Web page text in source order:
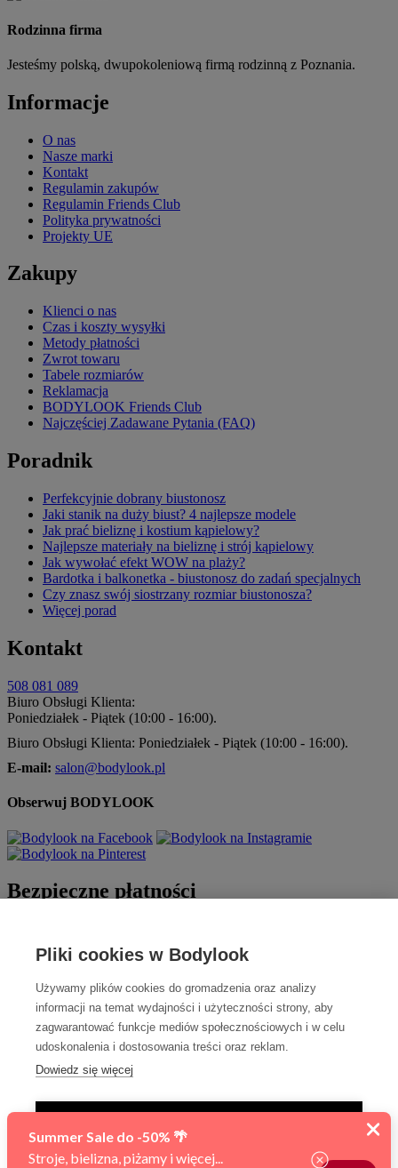
Pliki cookies w Bodylook
Używamy plików cookies do gromadzenia oraz analizy
informacji na temat wydajności i użyteczności strony, aby
zagwarantować funkcje mediów społecznościowych i w celu
udoskonalenia i dostosowania treści oraz reklam.
Dowiedz się więcej
AKCEPTUJ WSZYSTKIE
Rodzinna firma
Jesteśmy polską, dwupokoleniową firmą rodzinną z Poznania.
Informacje
O nas
Nasze marki
Kontakt
Regulamin zakupów
Regulamin Friends Club
Polityka prywatności
Projekty UE
Zakupy
Klienci o nas
Czas i koszty wysyłki
Metody płatności
Zwrot towaru
Tabele rozmiarów
Reklamacja
BODYLOOK Friends Club
Najczęściej Zadawane Pytania (FAQ)
Poradnik
Perfekcyjnie dobrany biustonosz
Jaki stanik na duży biust? 4 najlepsze modele
Jak prać bieliznę i kostium kąpielowy?
Najlepsze materiały na bieliznę i strój kąpielowy
Jak wywołać efekt WOW na plaży?
Bardotka i balkonetka - biustonosz do zadań specjalnych
Czy znasz swój siostrzany rozmiar biustonosza?
Więcej porad
Kontakt
508 081 089
Biuro Obsługi Klienta:
Poniedziałek - Piątek (10:00 - 16:00).
Biuro Obsługi Klienta: Poniedziałek - Piątek (10:00 - 16:00).
E-mail: salon@bodylook.pl
Obserwuj BODYLOOK
Bezpieczne płatności
Szybka dostawa